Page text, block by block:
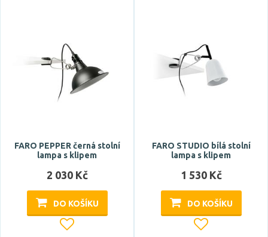
FARO PEPPER černá stolní
lampa s klipem
2 030 Kč
DO KOŠÍKU
FARO STUDIO bílá stolní
lampa s klipem
1 530 Kč
DO KOŠÍKU